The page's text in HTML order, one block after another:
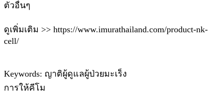
ตัวอื่นๆ
ดูเพิ่มเติม >> https://www.imurathailand.com/product-nk-
cell/
Keywords: ญาติผู้ดูแลผู้ป่วยมะเร็ง
การให้คีโม